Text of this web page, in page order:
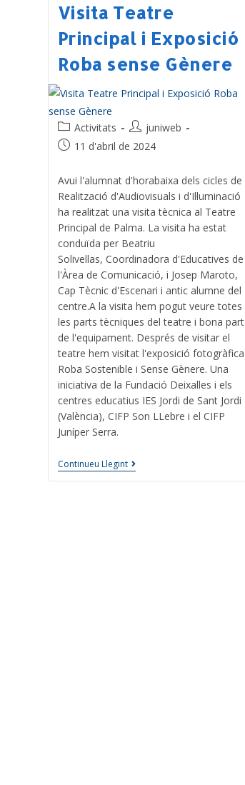
Visita Teatre
Principal i Exposició
Roba sense Gènere
Activitats
juniweb
11 d'abril de 2024
Avui l'alumnat d'horabaixa dels cicles de
Realització d'Audiovisuals i d'Il·luminació
ha realitzat una visita tècnica al Teatre
Principal de Palma. La visita ha estat
conduïda per Beatriu
Solivellas, Coordinadora d'Educatives de
l'Àrea de Comunicació, i Josep Maroto,
Cap Tècnic d'Escenari i antic alumne del
centre.A la visita hem pogut veure totes
les parts tècniques del teatre i bona part
de l'equipament. Després de visitar el
teatre hem visitat l'exposició fotogràfica
Roba Sostenible i Sense Gènere. Una
iniciativa de la Fundació Deixalles i els
centres educatius IES Jordi de Sant Jordi
(València), CIFP Son LLebre i el CIFP
Juníper Serra.
Continueu Llegint